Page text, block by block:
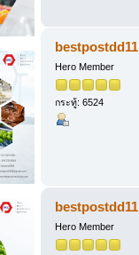
bestpostdd11
Hero Member
กระทู้: 6524
bestpostdd11
Hero Member